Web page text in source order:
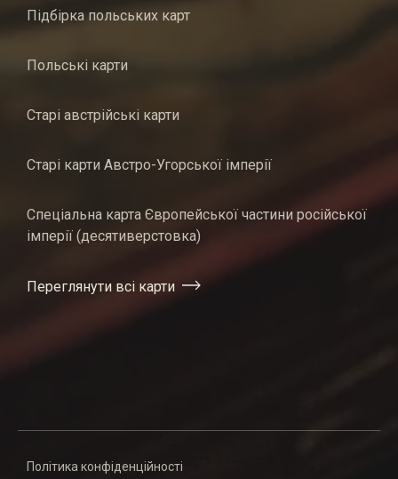
Підбірка польських карт
Польські карти
Старі австрійські карти
Старі карти Австро-Угорської імперії
Спеціальна карта Європейської частини російської
імперії (десятиверстовка)
Переглянути всі карти
Політика конфіденційності